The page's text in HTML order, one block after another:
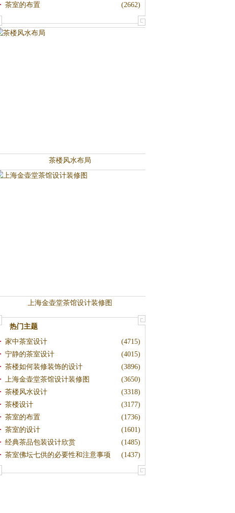
(2662)
茶室的布置
茶楼风水布局
上海金壶堂茶馆设计装修图
热门主题
(4715)
家中茶室设计
(4015)
宁静的茶室设计
(3896)
茶楼如何装修装饰的设计
(3650)
上海金壶堂茶馆设计装修图
(3318)
茶楼风水设计
(3177)
茶楼设计
(1736)
茶室的布置
(1601)
茶室的设计
(1485)
经典茶品包装设计欣赏
(1437)
茶室佛坛七供的必要性和注意事项